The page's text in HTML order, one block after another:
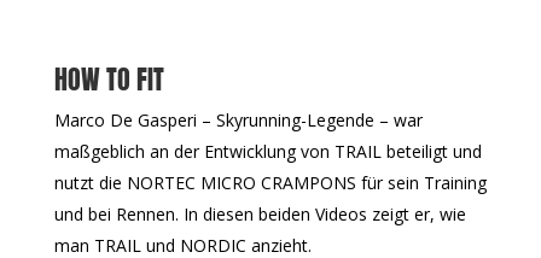
HOW TO FIT
Marco De Gasperi – Skyrunning-Legende – war
maßgeblich an der Entwicklung von TRAIL beteiligt und
nutzt die NORTEC MICRO CRAMPONS für sein Training
und bei Rennen. In diesen beiden Videos zeigt er, wie
man TRAIL und NORDIC anzieht.